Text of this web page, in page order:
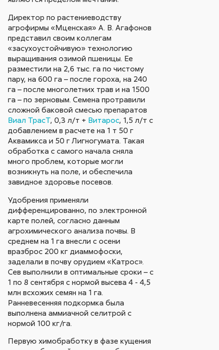
Директор по растениеводству
агрофирмы «Мценская» А. В. Агафонов
представил своим коллегам
«засухоустойчивую» технологию
выращивания озимой пшеницы. Ее
разместили на 2,6 тыс. га по чистому
пару, на 600 га – после гороха, на 240
га – после многолетних трав и на 1500
га – по зерновым. Семена протравили
сложной баковой смесью препаратов
Виал ТрасТ, 0,3 л/т + Витарос, 1,5 л/т с
добавлением в расчете на 1 т 50 г
Аквамикса и 50 г Лигногумата. Такая
обработка с самого начала сняла
много проблем, которые могли
возникнуть на поле, и обеспечила
завидное здоровье посевов.
Удобрения применяли
дифференцированно, по электронной
карте полей, согласно данным
агрохимического анализа почвы. В
среднем на 1 га внесли с осени
вразброс 200 кг диаммофоски,
заделали в почву орудием «Катрос».
Сев выполнили в оптимальные сроки – с
1 по 8 сентября с нормой высева 4 - 4,5
млн всхожих семян на 1 га.
Ранневесенняя подкормка была
выполнена аммиачной селитрой с
нормой 100 кг/га.
Первую химобработку в фазе кущения